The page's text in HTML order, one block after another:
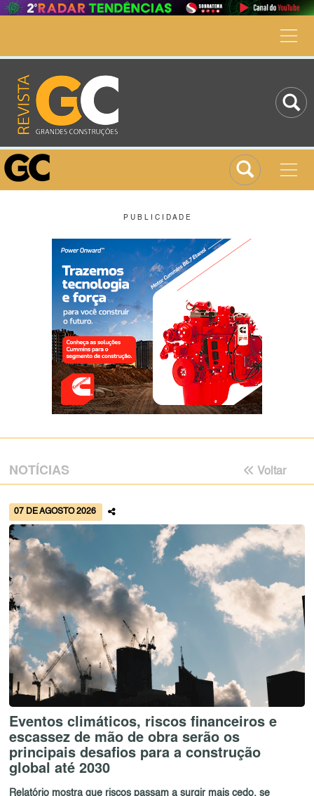
P U B L I C I D A D E
NOTÍCIAS Voltar
07 DE AGOSTO 2026
Eventos climáticos, riscos financeiros e
escassez de mão de obra serão os
principais desafios para a construção
global até 2030
Relatório mostra que riscos passam a surgir mais cedo, se